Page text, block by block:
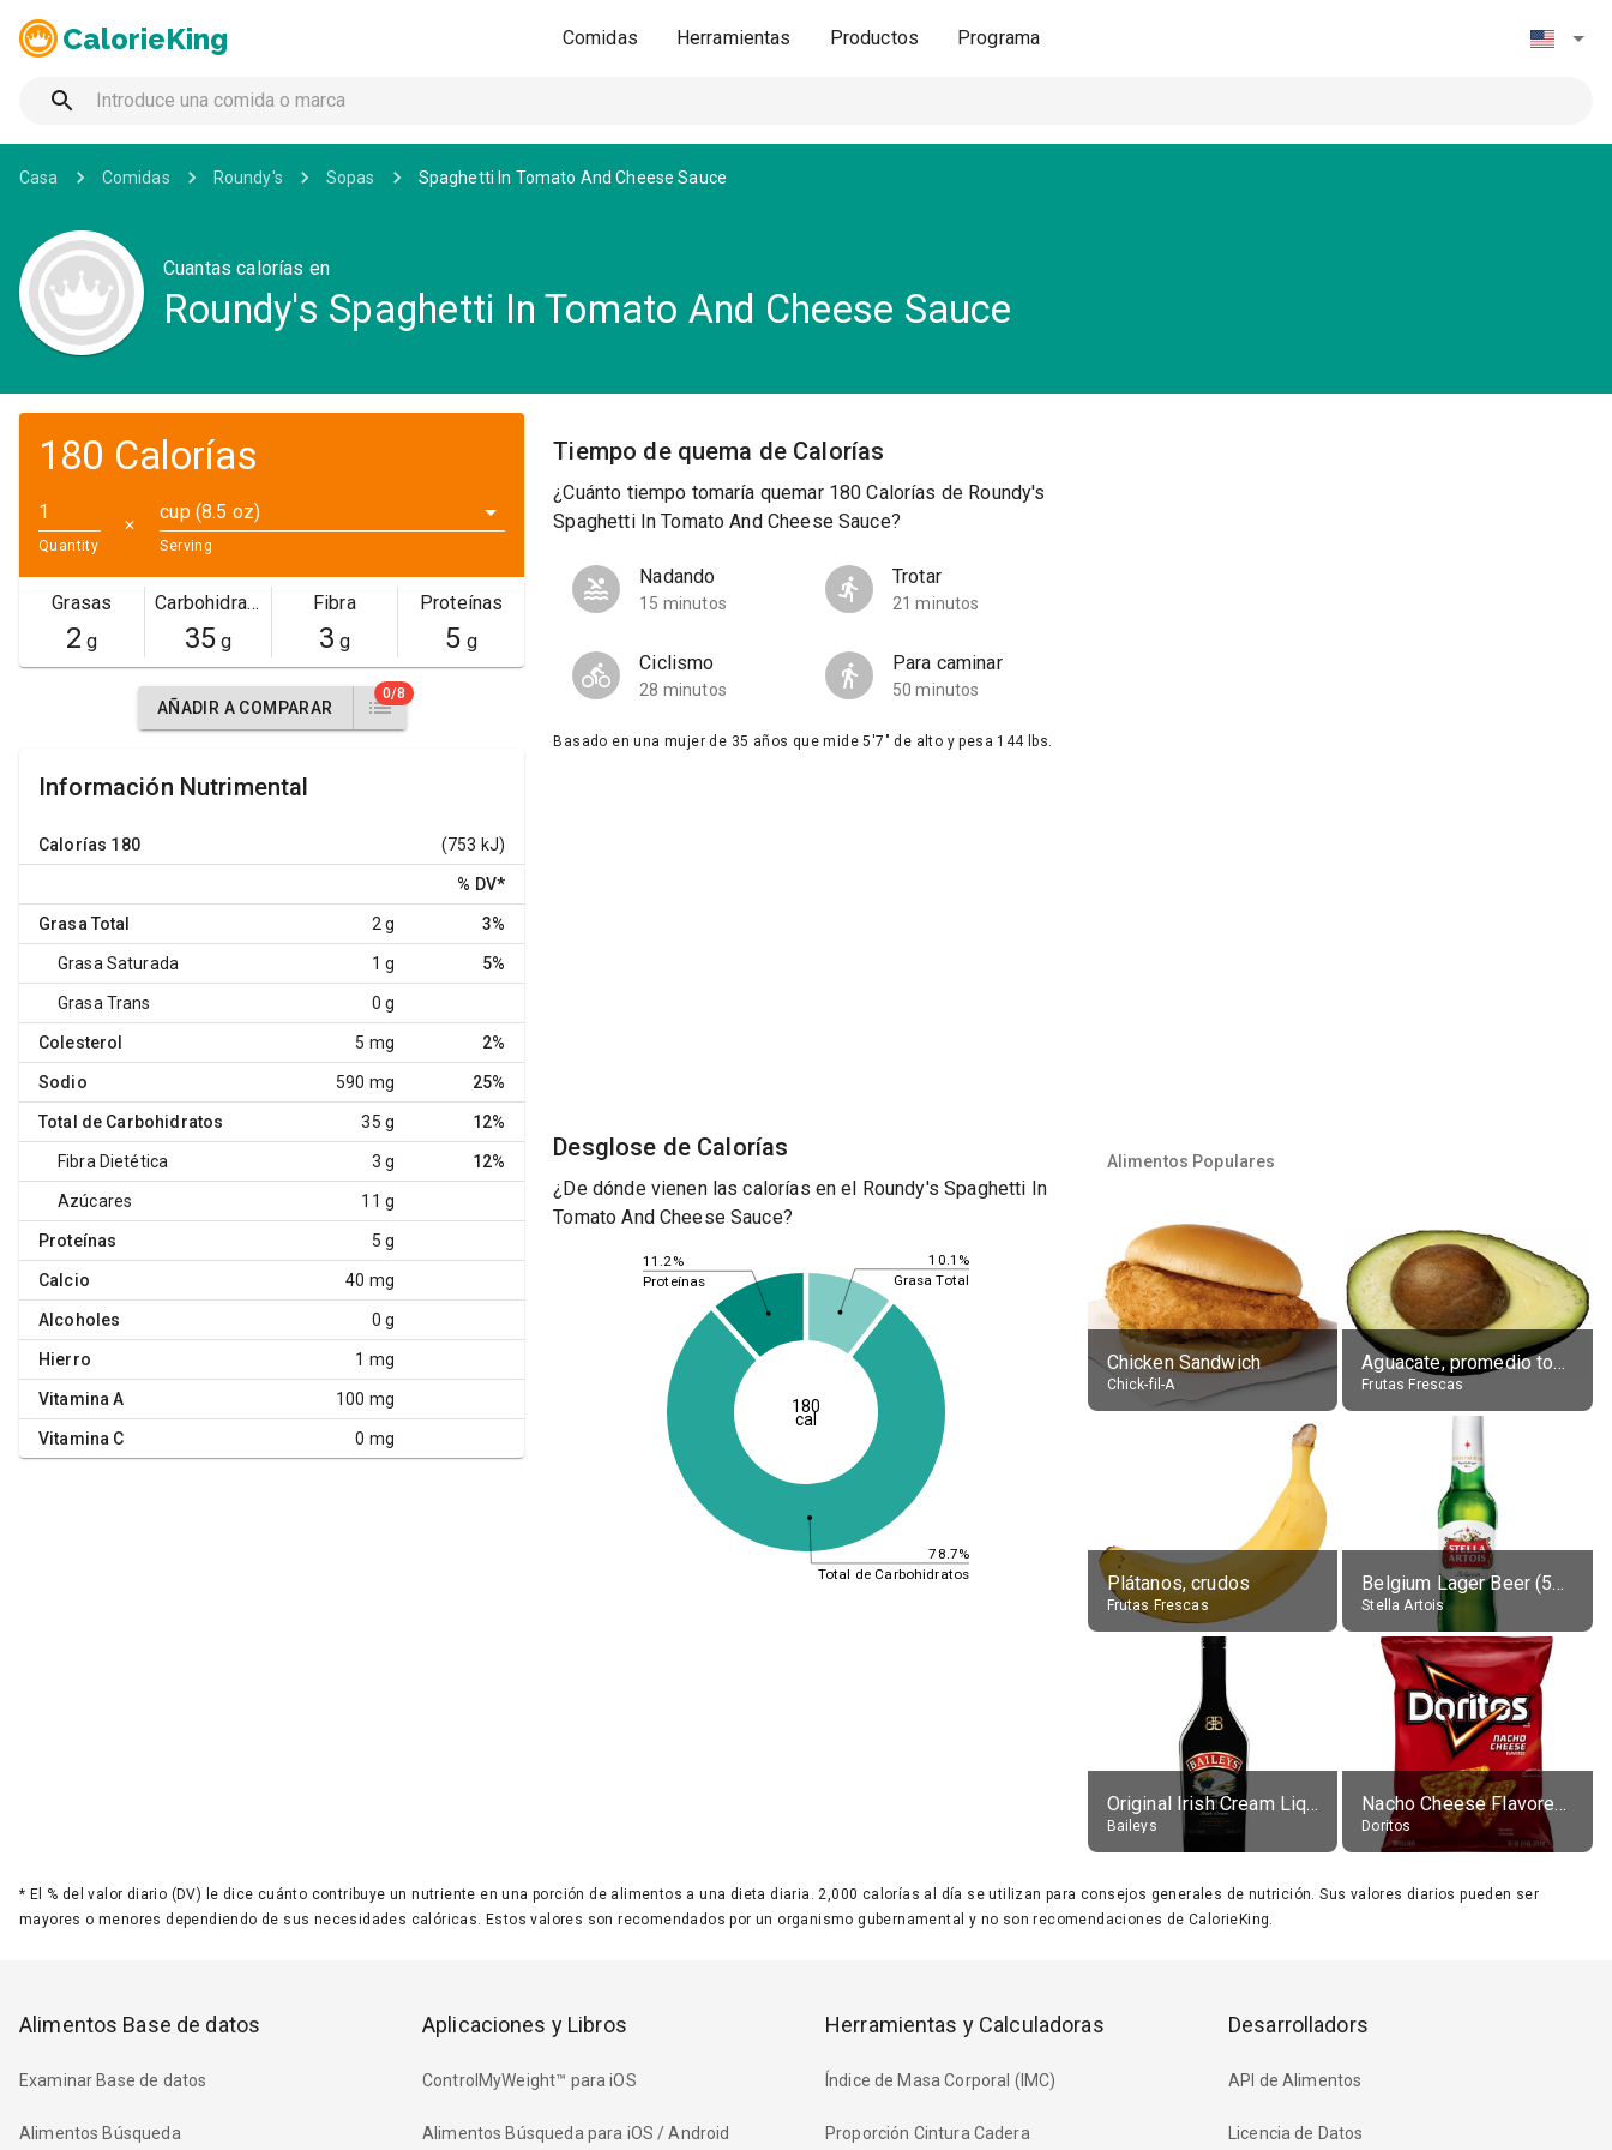
CalorieKing Comidas Herramientas Productos Programa
Casa Comidas Roundy's Sopas Spaghetti In Tomato And Cheese Sauce
Cuantas calorías en
Roundy's Spaghetti In Tomato And Cheese Sauce
180 Calorías
Quantity
✕
cup (8.5 oz)
Serving
Grasas
2 g
Carbohidratos
35g
Fibra
3 g
Proteínas
5 g
AÑADIR A COMPARAR
0/8
Información Nutrimental
Calorías 180 (753 kJ)
% DV*
Grasa Total 2 g 3%
Grasa Saturada 1 g 5%
Grasa Trans 0 g
Colesterol 5 mg 2%
Sodio 590 mg 25%
Total de Carbohidratos 35 g 12%
Fibra Dietética 3 g 12%
Azúcares 11 g
Proteínas 5 g
Calcio 40 mg
Alcoholes 0 g
Hierro 1 mg
Vitamina A 100 mg
Vitamina C 0 mg
Tiempo de quema de Calorías
¿Cuánto tiempo tomaría quemar 180 Calorías de Roundy's
Spaghetti In Tomato And Cheese Sauce?
Nadando
15 minutos
Trotar
21 minutos
Ciclismo
28 minutos
Para caminar
50 minutos
Basado en una mujer de 35 años que mide 5'7" de alto y pesa 144 lbs.
Desglose de Calorías
¿De dónde vienen las calorías en el Roundy's Spaghetti In
Tomato And Cheese Sauce?
10.1%
78.7%
11.2%
Grasa Total
Total de Carbohidratos
Proteínas
180
cal
Alimentos Populares
Chicken Sandwich
Chick-fil-A
Aguacate, promedio todos variedades, crudo
Frutas Frescas
Plátanos, crudos
Frutas Frescas
Belgium Lager Beer (5% alc.)
Stella Artois
Original Irish Cream Liqueur (17% alc.)
Baileys
Nacho Cheese Flavored Tortilla Chips
Doritos
* El % del valor diario (DV) le dice cuánto contribuye un nutriente en una porción de alimentos a una dieta diaria. 2,000 calorías al día se utilizan para consejos generales de nutrición. Sus valores diarios pueden ser
mayores o menores dependiendo de sus necesidades calóricas. Estos valores son recomendados por un organismo gubernamental y no son recomendaciones de CalorieKing.
Alimentos Base de datos
Examinar Base de datos
Alimentos Búsqueda
Aplicaciones y Libros
ControlMyWeight™ para iOS
Alimentos Búsqueda para iOS / Android
Herramientas y Calculadoras
Índice de Masa Corporal (IMC)
Proporción Cintura Cadera
Desarrolladors
API de Alimentos
Licencia de Datos